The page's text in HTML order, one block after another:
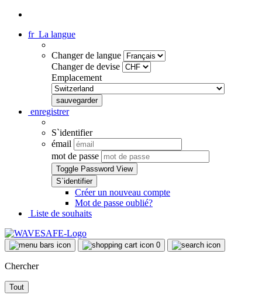
fr La langue
Changer de langue
Changer de devise
Emplacement
enregistrer
S`identifier
émail
mot de passe
Toggle Password View
Créer un nouveau compte
Mot de passe oublié?
Liste de souhaits
0
Chercher
Tout